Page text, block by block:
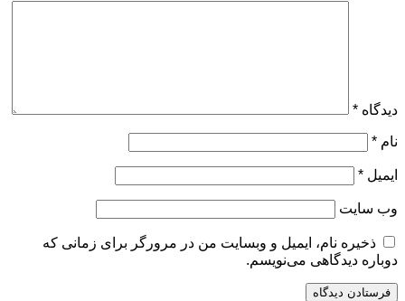
دیدگاه *
نام *
ایمیل *
وب‌ سایت
ذخیره نام، ایمیل و وبسایت من در مرورگر برای زمانی که
دوباره دیدگاهی می‌نویسم.